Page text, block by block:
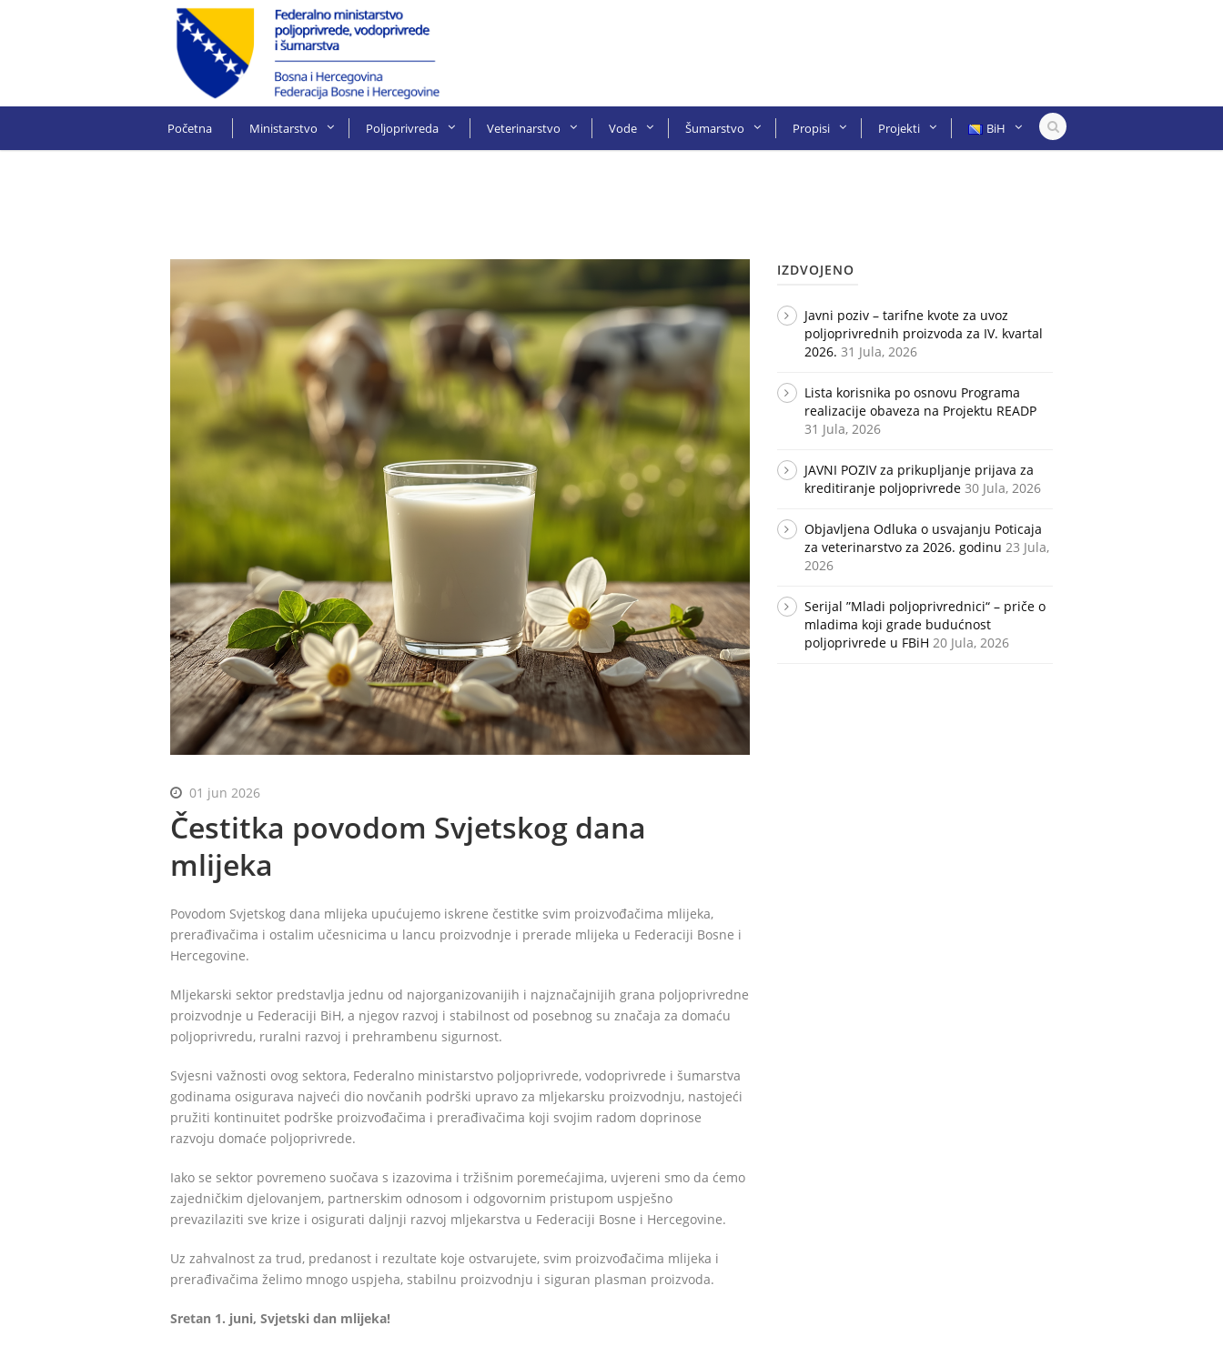
Početna Ministarstvo Poljoprivreda Veterinarstvo Vode Šumarstvo Propisi Projekti BiH
01 jun 2026
Čestitka povodom Svjetskog dana
mlijeka
Povodom Svjetskog dana mlijeka upućujemo iskrene čestitke svim proizvođačima mlijeka,
prerađivačima i ostalim učesnicima u lancu proizvodnje i prerade mlijeka u Federaciji Bosne i
Hercegovine.
Mljekarski sektor predstavlja jednu od najorganizovanijih i najznačajnijih grana poljoprivredne
proizvodnje u Federaciji BiH, a njegov razvoj i stabilnost od posebnog su značaja za domaću
poljoprivredu, ruralni razvoj i prehrambenu sigurnost.
Svjesni važnosti ovog sektora, Federalno ministarstvo poljoprivrede, vodoprivrede i šumarstva
godinama osigurava najveći dio novčanih podrški upravo za mljekarsku proizvodnju, nastojeći
pružiti kontinuitet podrške proizvođačima i prerađivačima koji svojim radom doprinose
razvoju domaće poljoprivrede.
Iako se sektor povremeno suočava s izazovima i tržišnim poremećajima, uvjereni smo da ćemo
zajedničkim djelovanjem, partnerskim odnosom i odgovornim pristupom uspješno
prevazilaziti sve krize i osigurati daljnji razvoj mljekarstva u Federaciji Bosne i Hercegovine.
Uz zahvalnost za trud, predanost i rezultate koje ostvarujete, svim proizvođačima mlijeka i
prerađivačima želimo mnogo uspjeha, stabilnu proizvodnju i siguran plasman proizvoda.
Sretan 1. juni, Svjetski dan mlijeka!
IZDVOJENO
Javni poziv – tarifne kvote za uvoz
poljoprivrednih proizvoda za IV. kvartal
2026. 31 Jula, 2026
Lista korisnika po osnovu Programa
realizacije obaveza na Projektu READP
31 Jula, 2026
JAVNI POZIV za prikupljanje prijava za
kreditiranje poljoprivrede 30 Jula, 2026
Objavljena Odluka o usvajanju Poticaja
za veterinarstvo za 2026. godinu 23 Jula,
2026
Serijal ”Mladi poljoprivrednici“ – priče o
mladima koji grade budućnost
poljoprivrede u FBiH 20 Jula, 2026